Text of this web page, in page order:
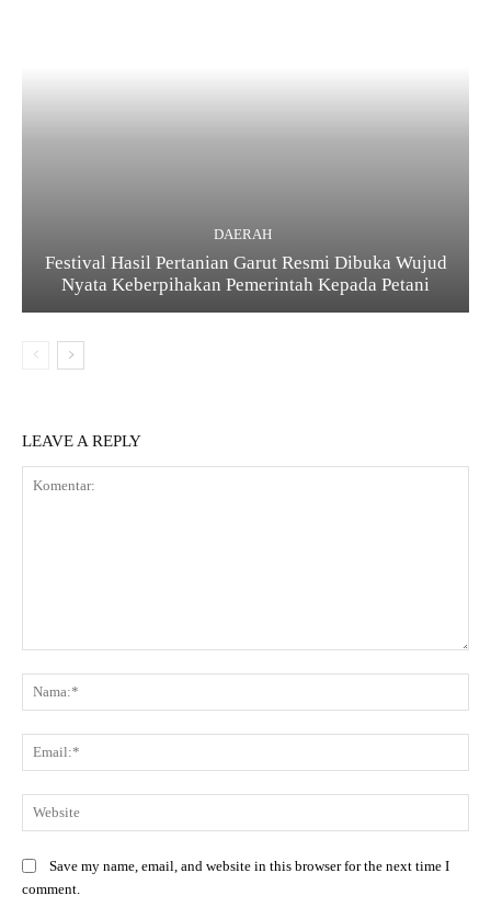
DAERAH
Festival Hasil Pertanian Garut Resmi Dibuka Wujud
Nyata Keberpihakan Pemerintah Kepada Petani
LEAVE A REPLY
Save my name, email, and website in this browser for the next time I
comment.